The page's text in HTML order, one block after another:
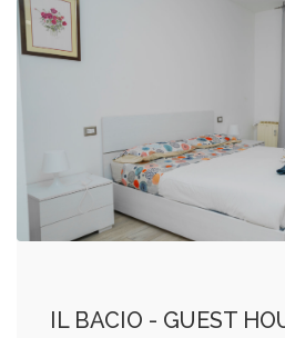
IL BACIO - GUEST